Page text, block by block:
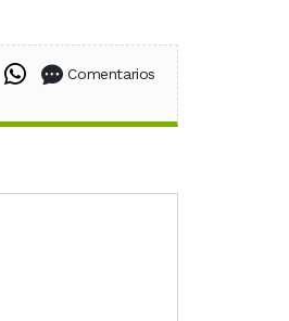
en Facebook
en X (Twitter)
Compartir en WhatsApp
Comentarios